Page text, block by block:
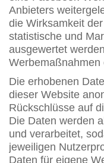
Anbieters
die Wirksamkeit
statistische und
ausgewertet
Werbemaßnahmen
Die erhobenen
dieser Website
Rückschlüsse auf
Die Daten werden
und verarbeitet,
jeweiligen
Daten für eigene